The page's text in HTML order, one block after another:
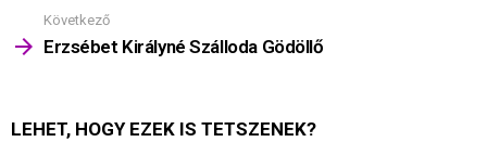
Következő
Erzsébet Királyné Szálloda Gödöllő
LEHET, HOGY EZEK IS TETSZENEK?